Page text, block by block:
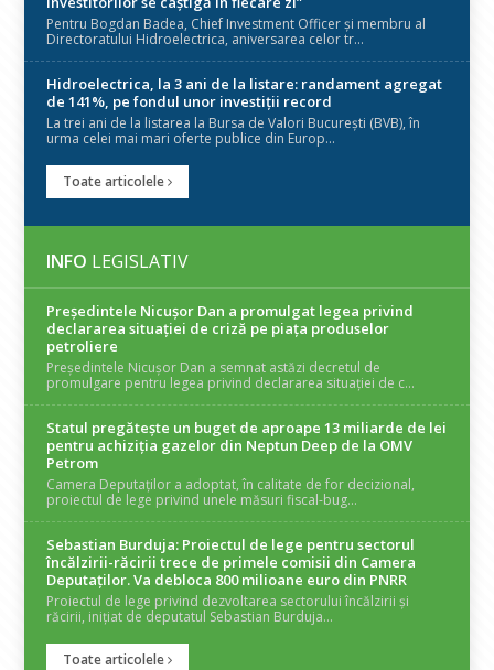
Pentru Bogdan Badea, Chief Investment Officer și membru al
Directoratului Hidroelectrica, aniversarea celor tr...
Hidroelectrica, la 3 ani de la listare: randament agregat
de 141%, pe fondul unor investiții record
La trei ani de la listarea la Bursa de Valori București (BVB), în
urma celei mai mari oferte publice din Europ...
Toate articolele
INFO LEGISLATIV
Președintele Nicuşor Dan a promulgat legea privind
declararea situaţiei de criză pe piaţa produselor
petroliere
Președintele Nicușor Dan a semnat astăzi decretul de
promulgare pentru legea privind declararea situației de c...
Statul pregătește un buget de aproape 13 miliarde de lei
pentru achiziția gazelor din Neptun Deep de la OMV
Petrom
Camera Deputaților a adoptat, în calitate de for decizional,
proiectul de lege privind unele măsuri fiscal-bug...
Sebastian Burduja: Proiectul de lege pentru sectorul
încălzirii-răcirii trece de primele comisii din Camera
Deputaților. Va debloca 800 milioane euro din PNRR
Proiectul de lege privind dezvoltarea sectorului încălzirii și
răcirii, inițiat de deputatul Sebastian Burduja...
Toate articolele